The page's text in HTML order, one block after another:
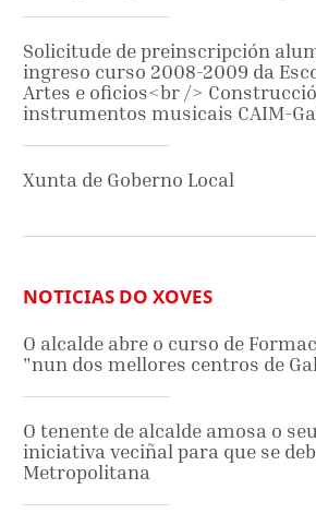
Solicitude de preinscripción
ingreso curso 2008-2009 da
Artes e oficios<br />
instrumentos musicais CAIM-
Xunta de Goberno Local
NOTICIAS DO XOVES
O alcalde abre o curso de
"nun dos mellores centros de
O tenente de alcalde amosa o
iniciativa veciñal para que se
Metropolitana